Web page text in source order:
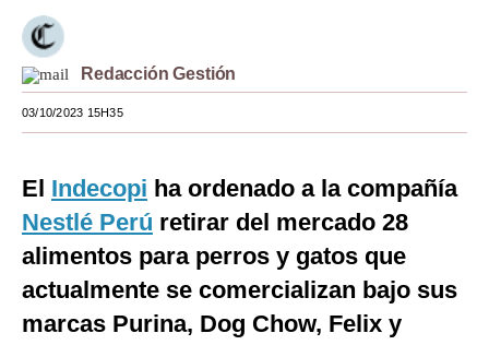
Tendencias
Lujo
Viajes
Estilos
Mundo
EEUU
México
Redacción Gestión
03/10/2023 15H35
El Indecopi ha ordenado a la compañía
Nestlé Perú retirar del mercado 28
alimentos para perros y gatos que
actualmente se comercializan bajo sus
marcas Purina, Dog Chow, Felix y